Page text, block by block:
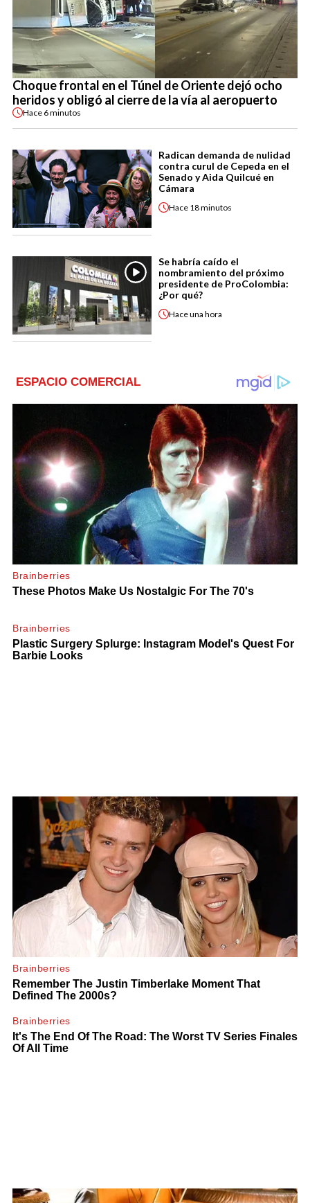
Choque frontal en el Túnel de Oriente dejó ocho
heridos y obligó al cierre de la vía al aeropuerto
Hace 6 minutos
Radican demanda de nulidad
contra curul de Cepeda en el
Senado y Aida Quilcué en
Cámara
Hace 18 minutos
Se habría caído el
nombramiento del próximo
presidente de ProColombia:
¿Por qué?
Haceuna hora